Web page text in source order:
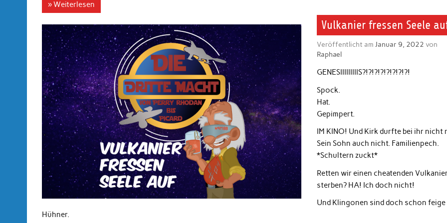
» Weiterlesen
Vulkanier fressen Seele
Veröffentlicht am Januar 9, 2022 von
Raphael
GENESIIIIIIIIIS?!?!?!?!?!?!?!?!
Spock.
Hat.
Gepimpert.
IM KINO! Und Kirk durfte bei ihr nicht
Sein Sohn auch nicht. Familienpech.
*Schultern zuckt*
Retten wir einen cheatenden
sterben? HA! Ich doch nicht!
Und Klingonen sind doch schon feige
Hühner.